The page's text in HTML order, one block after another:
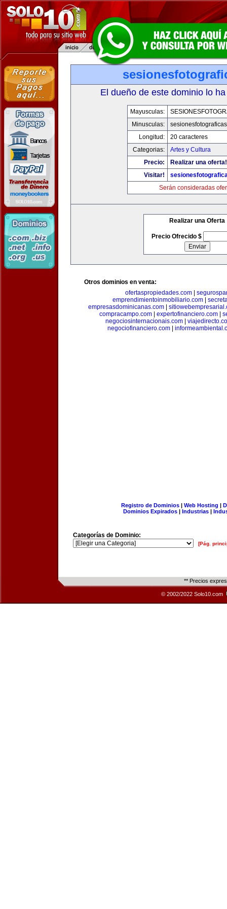
El dueño de este dominio lo
Mayusculas:
Minusculas:
Longitud:
20 caracteres
Categorias:
Artes y Cultura
Precio:
Realizar una oferta!
Visitar!
Serán consideradas
Realizar una Oferta
Precio Ofrecido $
Otros dominios en venta:
ofertaspropiedades.com|
emprendimientoinmobiliario.com|
empresasdominicanas.com|
compracampo.com| expertofinanciero.com|
negociosinternacionais.com
negociofinanciero.com
Registro de Dominios| Web Hosting |
Dominios Expirados | Industrias |
Categorías de Dominio:
[Pág.
** Precios
© 2002/2022 Solo10.com